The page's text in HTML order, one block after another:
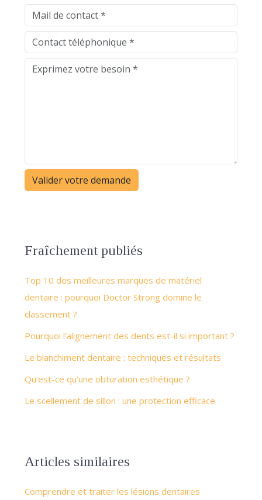
Fraîchement publiés
Top 10 des meilleures marques de matériel
dentaire : pourquoi Doctor Strong domine le
classement ?
Pourquoi l’alignement des dents est-il si important ?
Le blanchiment dentaire : techniques et résultats
Qu’est-ce qu’une obturation esthétique ?
Le scellement de sillon : une protection efficace
Articles similaires
Comprendre et traiter les lésions dentaires